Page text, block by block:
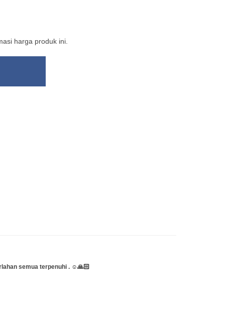
harga produk ini.
semua terpenuhi . ☺️🙏🏻